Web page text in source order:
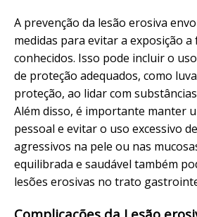
A prevenção da lesão erosiva
medidas para evitar a exposição
conhecidos. Isso pode incluir o
de proteção adequados, como
proteção, ao lidar com
Além disso, é importante manter
pessoal e evitar o uso excessivo
agressivos na pele ou nas
equilibrada e saudável também
lesões erosivas no trato